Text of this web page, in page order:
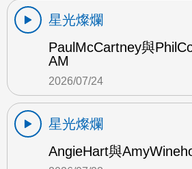
星光燦爛
PaulMcCartney與
AM
2026/07/24
星光燦爛
AngieHart與